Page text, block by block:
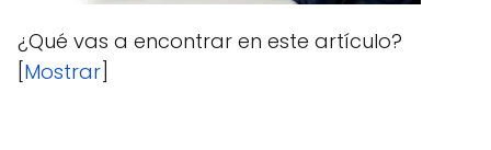
¿Qué vas a encontrar en este artículo?
[Mostrar]